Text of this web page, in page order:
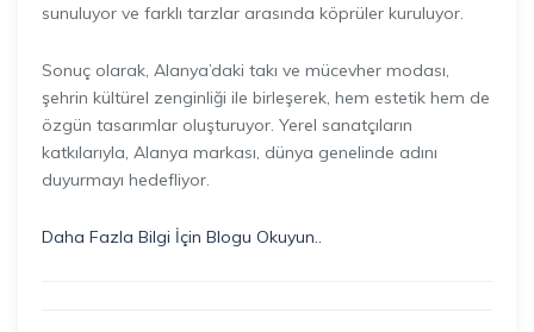
sunuluyor ve farklı tarzlar arasında köprüler kuruluyor.
Sonuç olarak, Alanya’daki takı ve mücevher modası,
şehrin kültürel zenginliği ile birleşerek, hem estetik hem de
özgün tasarımlar oluşturuyor. Yerel sanatçıların
katkılarıyla, Alanya markası, dünya genelinde adını
duyurmayı hedefliyor.
Daha Fazla Bilgi İçin Blogu Okuyun..